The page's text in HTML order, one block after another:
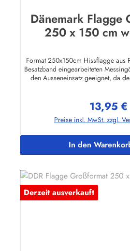
Dänemark Flagge
250 x 150 cm
Format 250x150cm Hissflagge aus
Besatzband eingearbeiteten
den Ausseneinsatz geeignet, da
Wir führen eine große
Sonderflaggen, XXL-Flaggen,
Regulärer
13,95 €
Preise inkl. MwSt. zzgl.
In den
Derzeit ausverkauft